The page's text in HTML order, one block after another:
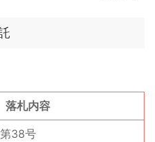
落札内容
38号